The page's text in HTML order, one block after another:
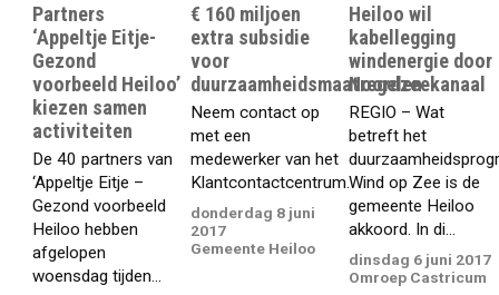
Partners
‘Appeltje Eitje-
Gezond
voorbeeld Heiloo’
kiezen samen
activiteiten
De 40 partners van
‘Appeltje Eitje –
Gezond voorbeeld
Heiloo hebben
afgelopen
woensdag tijden...
€ 160 miljoen
extra subsidie
voor
duurzaamheidsmaatregelen
Neem contact op
met een
medewerker van het
Klantcontactcentrum.
donderdag 8 juni
2017
Gemeente Heiloo
Heiloo wil
kabellegging
windenergie door
Noordzeekanaal
REGIO – Wat
betreft het
Wind op Zee is de
gemeente Heiloo
akkoord. In di...
dinsdag 6 juni 2017
Omroep Castricum